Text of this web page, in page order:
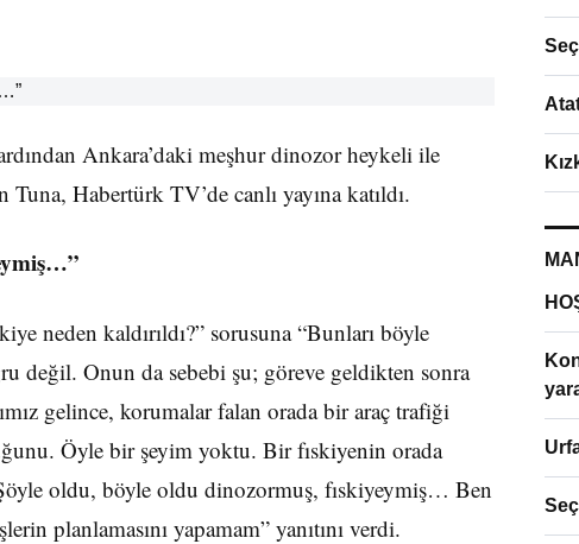
Ankara’daki meşhur dinozor heykeli ile
Habertürk TV’de canlı yayına katıldı.
neden kaldırıldı?” sorusuna “Bunları böyle
değil. Onun da sebebi şu; göreve geldikten sonra
gelince, korumalar falan orada bir araç trafiği
Öyle bir şeyim yoktu. Bir fıskiyenin orada
oldu, böyle oldu dinozormuş, fıskiyeymiş… Ben
planlamasını yapamam” yanıtını verdi.